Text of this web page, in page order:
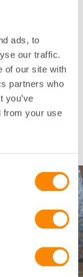
ads, to
our traffic.
of our site with
partners who
you’ve
from your use
av sitt
.
10:00-